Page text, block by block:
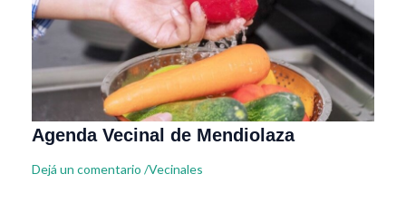
Agenda Vecinal de Mendiolaza
Dejá un comentario /Vecinales